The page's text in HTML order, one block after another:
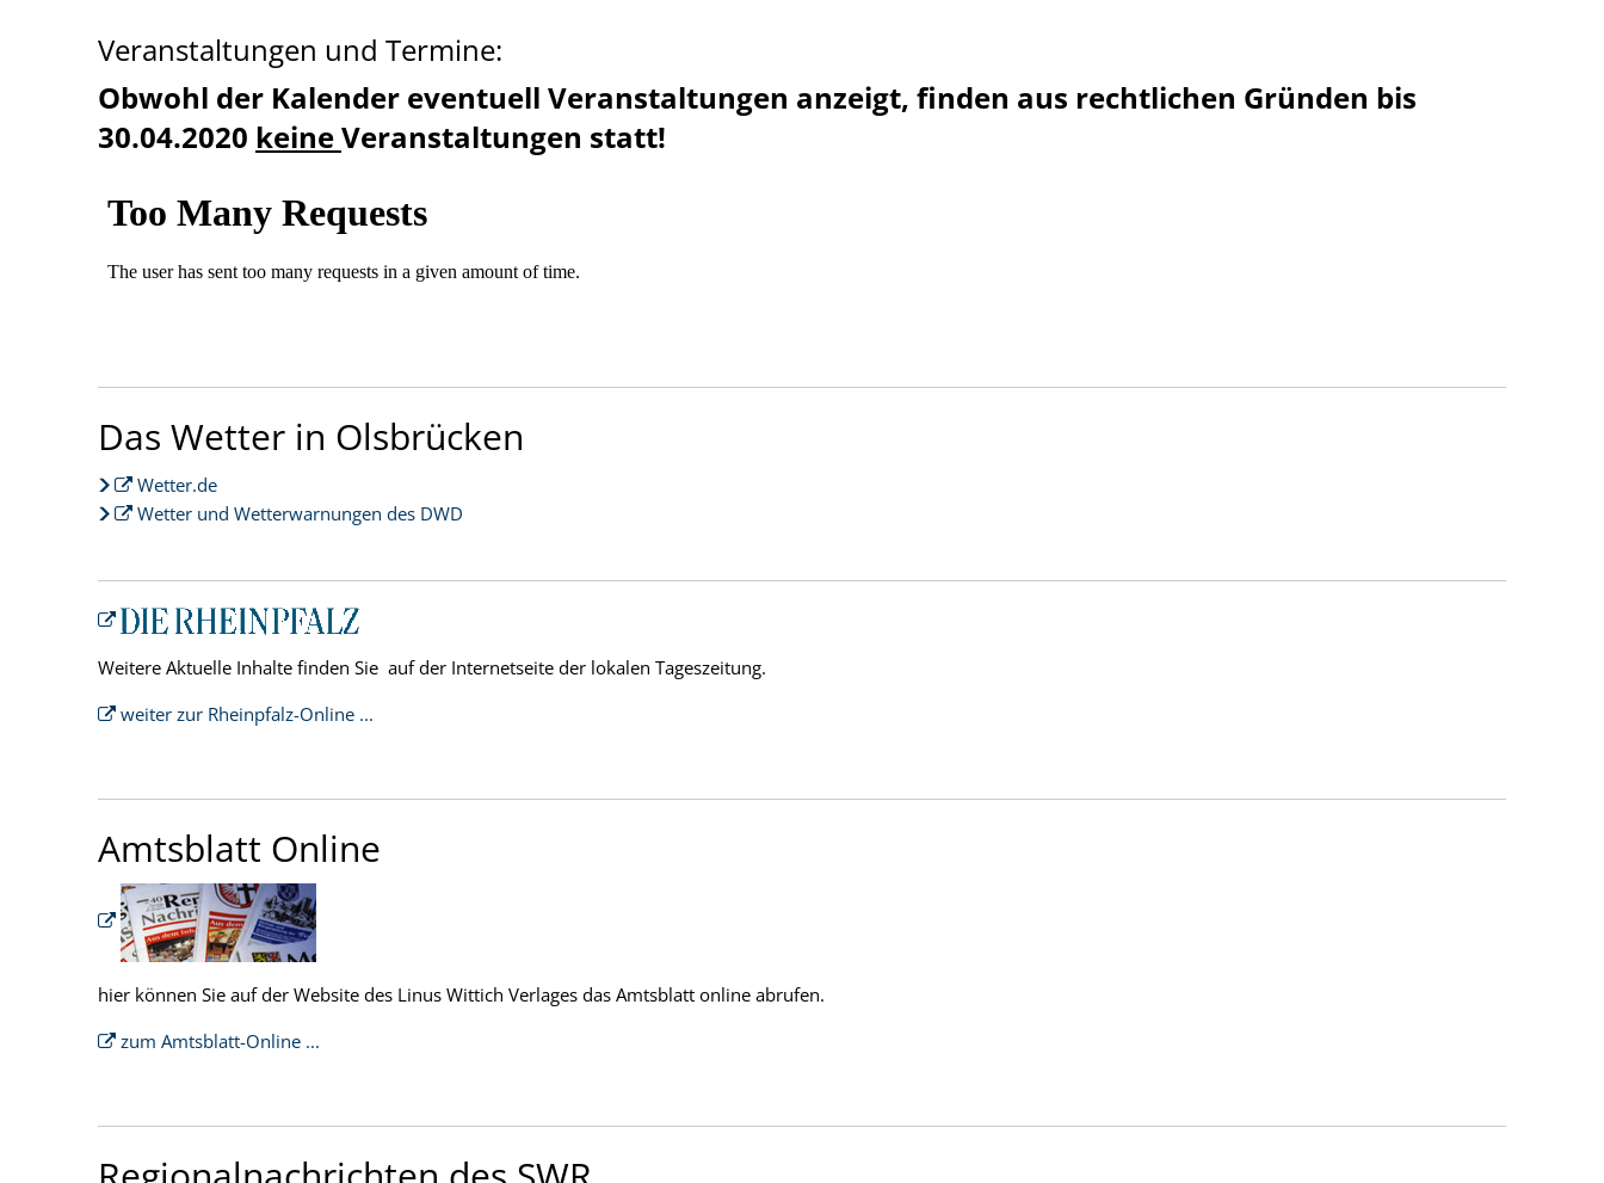
Veranstaltungen und Termine:
Obwohl der Kalender eventuell Veranstaltungen anzeigt, finden aus rechtlichen Gründen bis
30.04.2020 keineVeranstaltungen statt!
Das Wetter in Olsbrücken
Wetter.de
Wetter und Wetterwarnungen des DWD
Weitere Aktuelle Inhalte finden Sie auf der Internetseite der lokalen Tageszeitung.
weiter zur Rheinpfalz-Online ...
Amtsblatt Online
hier können Sie auf der Website des Linus Wittich Verlages das Amtsblatt online abrufen.
zum Amtsblatt-Online ...